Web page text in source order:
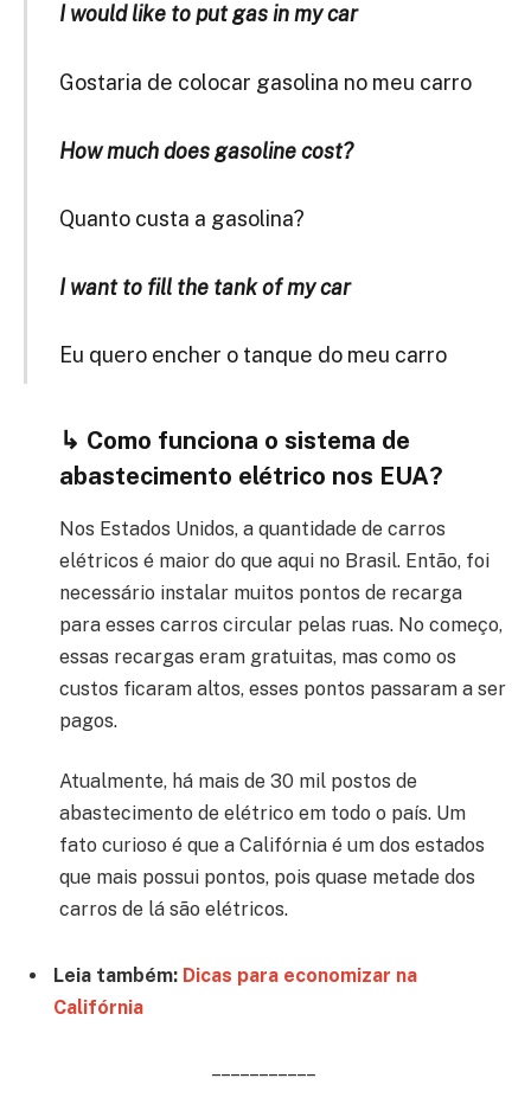
I would like to put gas in my car
Gostaria de colocar gasolina no meu carro
How much does gasoline cost?
Quanto custa a gasolina?
I want to fill the tank of my car
Eu quero encher o tanque do meu carro
↳ Como funciona o sistema de
abastecimento elétrico nos EUA?
Nos Estados Unidos, a quantidade de carros
elétricos é maior do que aqui no Brasil. Então, foi
necessário instalar muitos pontos de recarga
para esses carros circular pelas ruas. No começo,
essas recargas eram gratuitas, mas como os
custos ficaram altos, esses pontos passaram a ser
pagos.
Atualmente, há mais de 30 mil postos de
abastecimento de elétrico em todo o país. Um
fato curioso é que a Califórnia é um dos estados
que mais possui pontos, pois quase metade dos
carros de lá são elétricos.
Leia também: Dicas para economizar na
Califórnia
– – – – – – – – – – –